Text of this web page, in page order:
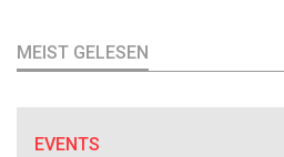
MEIST GELESEN
EVENTS